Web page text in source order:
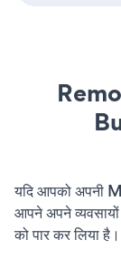
यदि आपको अपनी
आपने अपने
को पार कर लिया है।